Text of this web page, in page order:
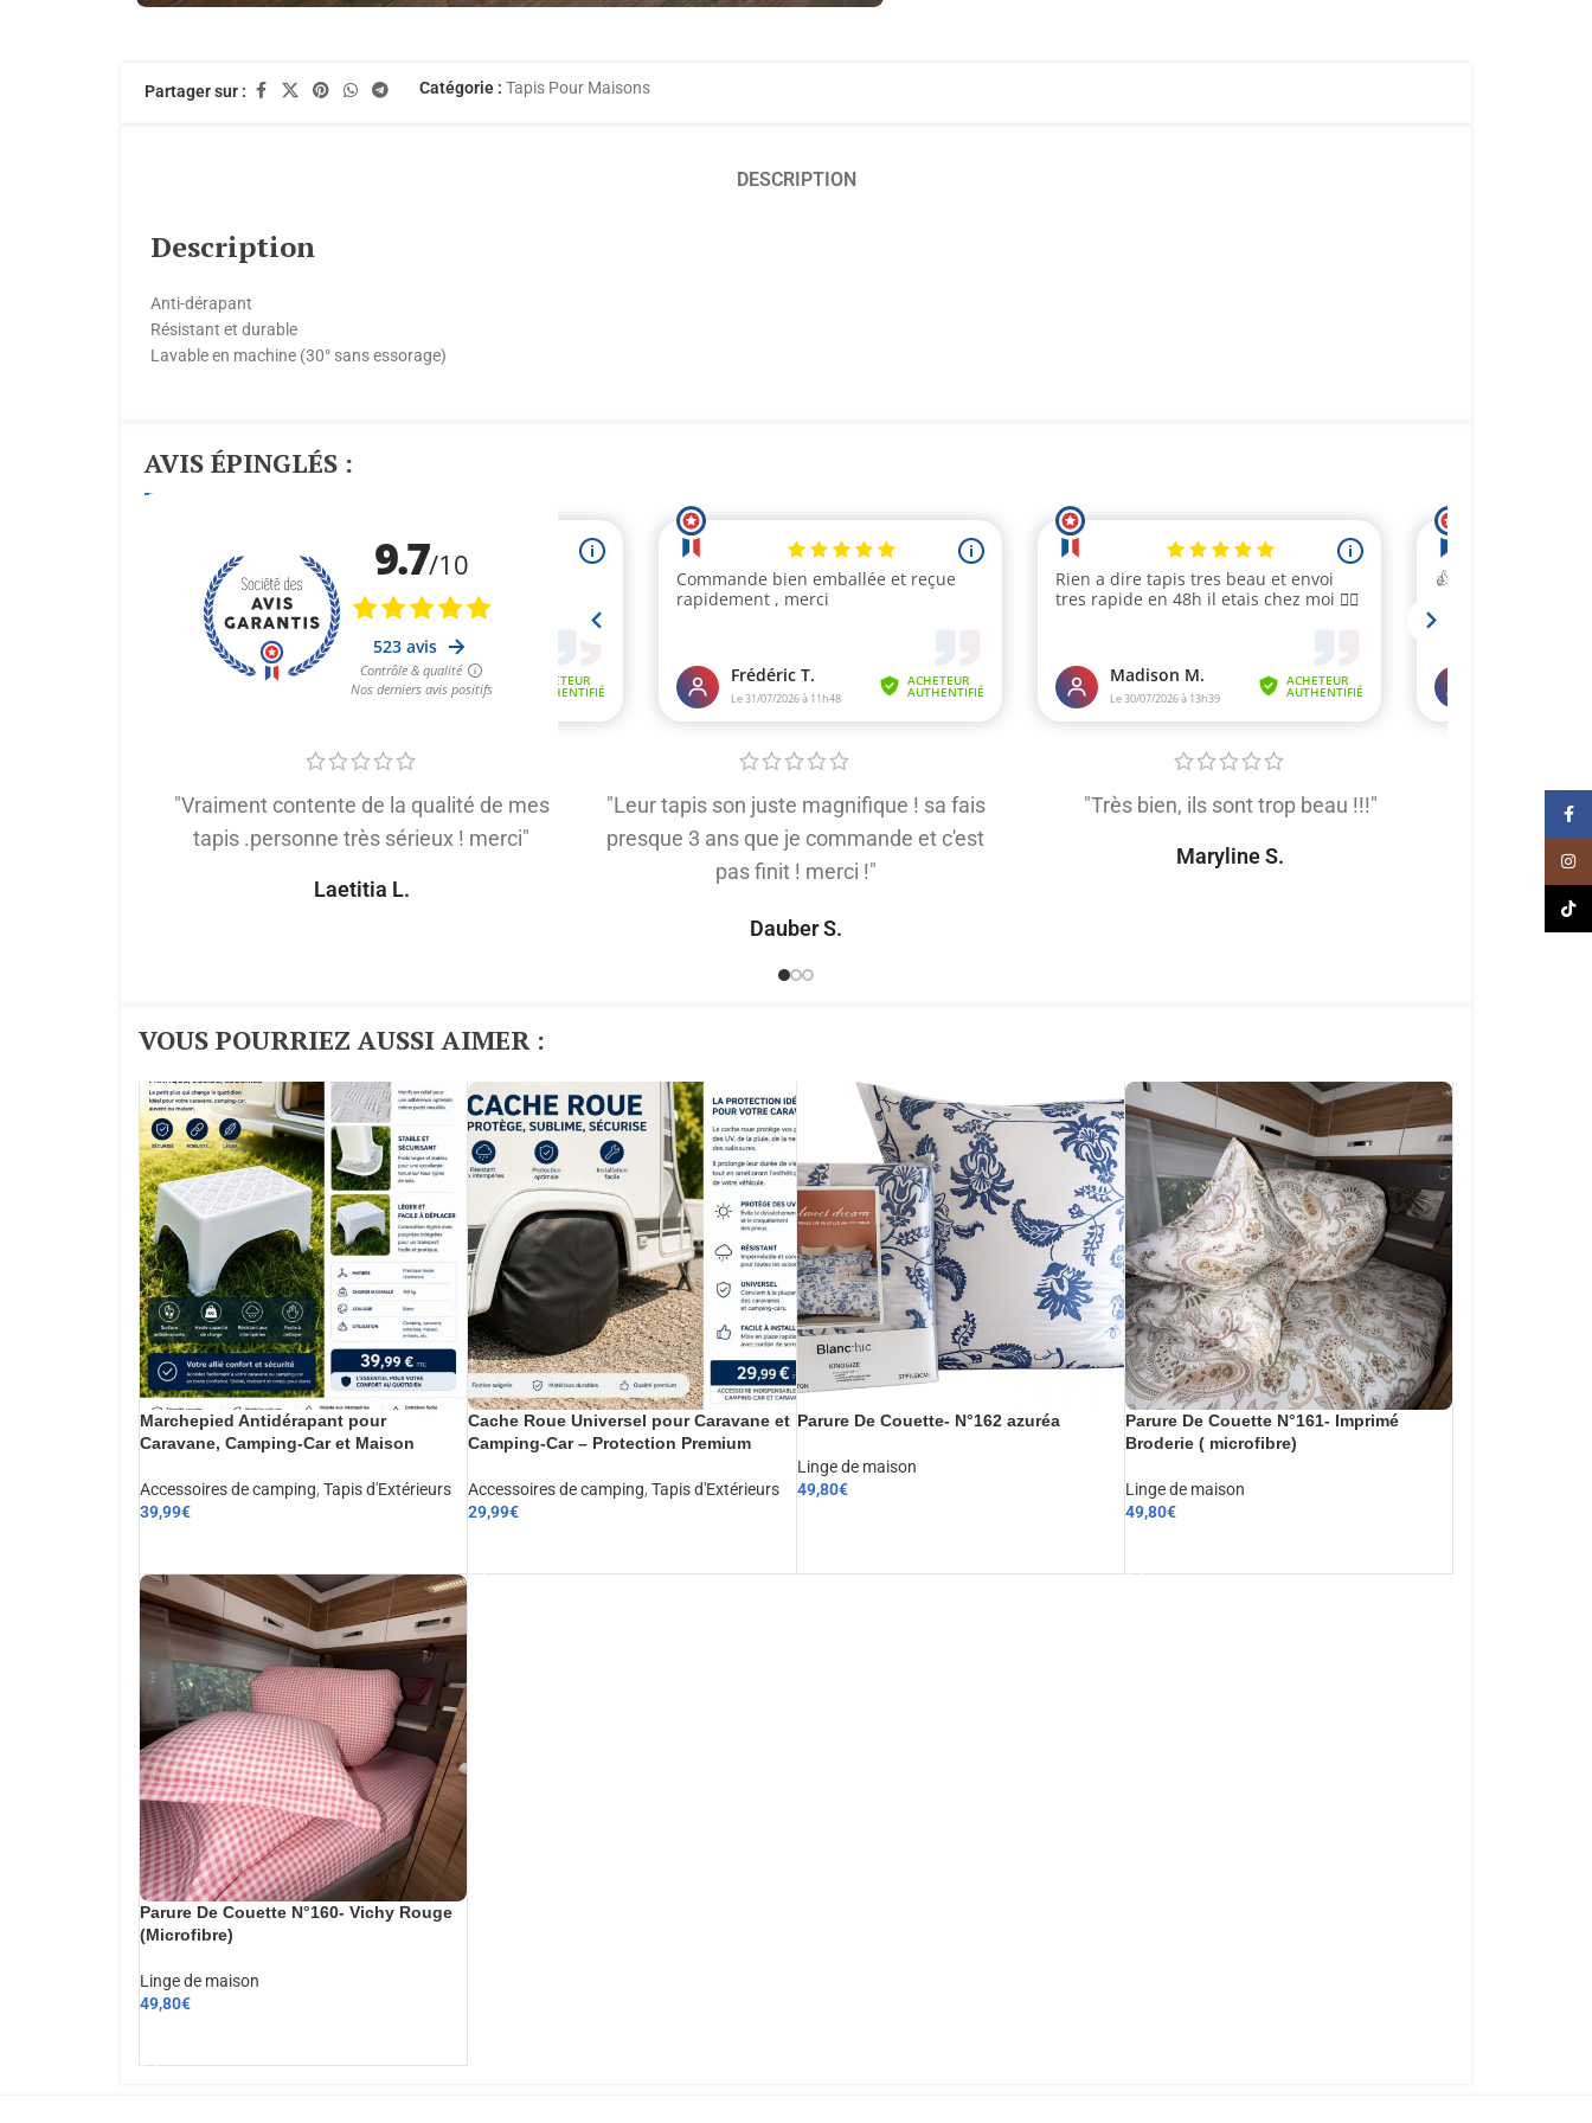
Partager sur : Catégorie : Tapis Pour Maisons
DESCRIPTION
Description
Anti-dérapant
Résistant et durable
Lavable en machine (30° sans essorage)
AVIS ÉPINGLÉS :
"Vraiment contente de la qualité de mes
tapis .personne très sérieux ! merci"
Laetitia L.
"Leur tapis son juste magnifique ! sa fais
presque 3 ans que je commande et c'est
pas finit ! merci !"
Dauber S.
"Très bien, ils sont trop beau !!!"
Maryline S.
"Très
produit de
VOUS POURRIEZ AUSSI AIMER :​
Marchepied Antidérapant pour
Caravane, Camping-Car et Maison
Accessoires de camping, Tapis d'Extérieurs
39,99€
Cache Roue Universel pour Caravane et
Camping-Car – Protection Premium
Accessoires de camping, Tapis d'Extérieurs
29,99€
Parure De Couette- N°162 azuréa
Linge de maison
49,80€
Parure De Couette N°161- Imprimé
Broderie ( microfibre)
Linge de maison
49,80€
Parure De Couette N°160- Vichy Rouge
(Microfibre)
Linge de maison
49,80€